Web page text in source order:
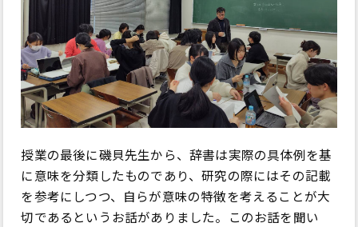
授業の最後に磯貝先生から、辞書は実際の具体例を基
に意味を分類したものであり、研究の際にはその記載
を参考にしつつ、自らが意味の特徴を考えることが大
切であるというお話がありました。このお話を聞い